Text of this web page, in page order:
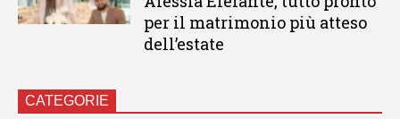
per il matrimonio più atteso
dell’estate
CATEGORIE